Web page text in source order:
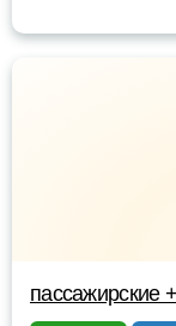
пассажирские